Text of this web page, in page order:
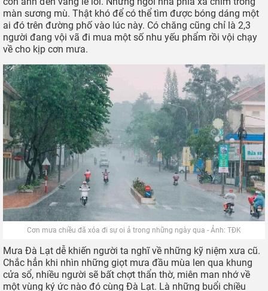
màn sương mù. Thật khó để có thể tìm được bóng dáng một
ai đó trên đường phố vào lúc này. Có chăng cũng chỉ là 2,3
người đang vội vã đi mua một số nhu yếu phẩm rồi vội chạy
về cho kịp cơn mưa.
Cơn mưa chiều đã xóa đi sự oi ả trong những ngày qua - Ảnh: TĐK
Mưa Đà Lạt dễ khiến người ta nghĩ về những kỹ niệm xưa cũ.
Chắc hẳn khi nhìn những giọt mưa đầu mùa len qua khung
cửa sổ, nhiều người sẽ bất chợt thẩn thờ, miên man nhớ về
một vùng ký ức nào đó cùng Đà Lạt. Là những buổi chiều